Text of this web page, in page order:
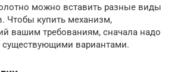
можно вставить разные виды
Чтобы купить механизм,
вашим требованиям, сначала надо
существующими вариантами.